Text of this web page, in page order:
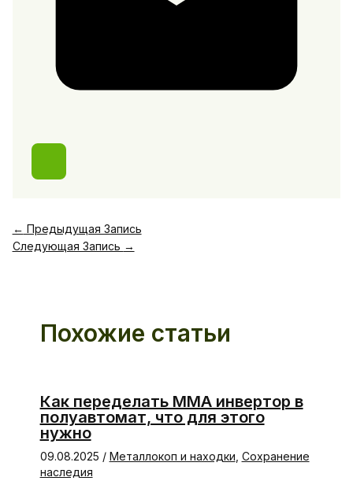
← Предыдущая Запись
Следующая Запись →
Похожие статьи
Как переделать ММА инвертор в
полуавтомат, что для этого
нужно
09.08.2025 / Металлокоп и находки Сохранение
наследия